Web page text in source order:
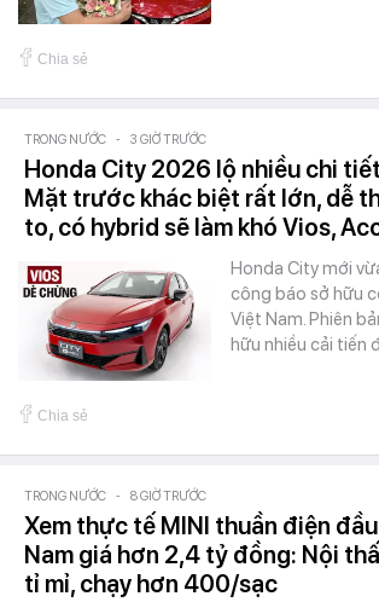
Chia sẻ
TRONG NƯỚC - 3 GIỜ TRƯỚC
Honda City 2026 lộ nhiều chi
Mặt trước khác biệt rất lớn, dễ
to, có hybrid sẽ làm khó Vios,
Honda City mới
công báo sở hữu
Việt Nam. Phiên
hữu nhiều cải tiến
Chia sẻ
TRONG NƯỚC - 8 GIỜ TRƯỚC
Xem thực tế MINI thuần điện
Nam giá hơn 2,4 tỷ đồng: Nội
tỉ mỉ, chạy hơn 400/sạc